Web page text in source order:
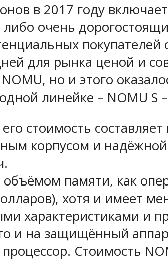
в 2017 году
очень
покупателей
для рынка ценой и
но и этого
линейке – NOMU S
стоимость
корпусом и
памяти, как
хотя и имеет
характеристиками и
и на защищённый
Стоимость